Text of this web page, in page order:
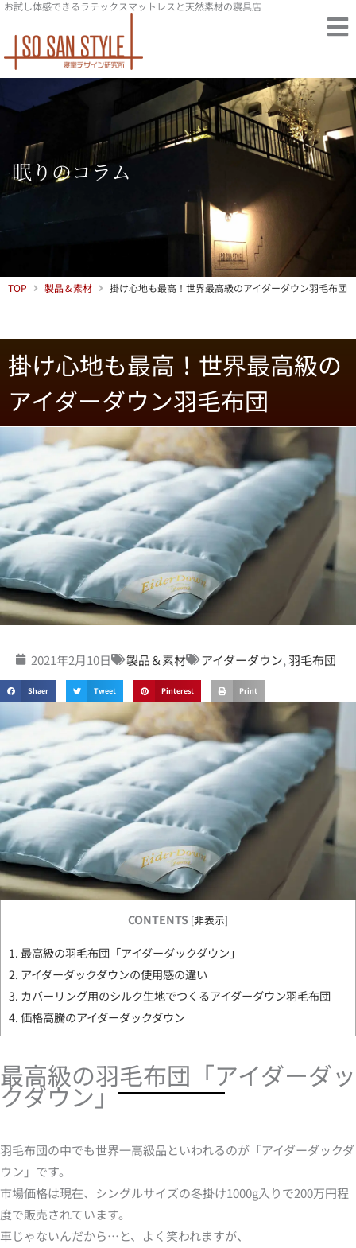
内
を
ス
お試し体感できるラテックスマットレスと天然素材の寝具店
眠りのコラム
TOP 製品＆素材 掛け心地も最高！世界最高級のアイダーダウン羽毛布団
掛け心地も最高！世界最高級の
アイダーダウン羽毛布団
2021年2月10日 製品＆素材 アイダーダウン,羽毛布団
Shaer Tweet Pinterest Print
CONTENTS [非表示]
1.最高級の羽毛布団「アイダーダックダウン」
2. アイダーダックダウンの使用感の違い
3. カバーリング用のシルク生地でつくるアイダーダウン羽毛布団
4.価格高騰のアイダーダックダウン
最高級の羽毛布団「アイダーダッ
クダウン」
羽毛布団の中でも世界一高級品といわれるのが「アイダーダックダ
ウン」です。
市場価格は現在、シングルサイズの冬掛け1000g入りで200万円程
度で販売されています。
車じゃないんだから…と、よく笑われますが、